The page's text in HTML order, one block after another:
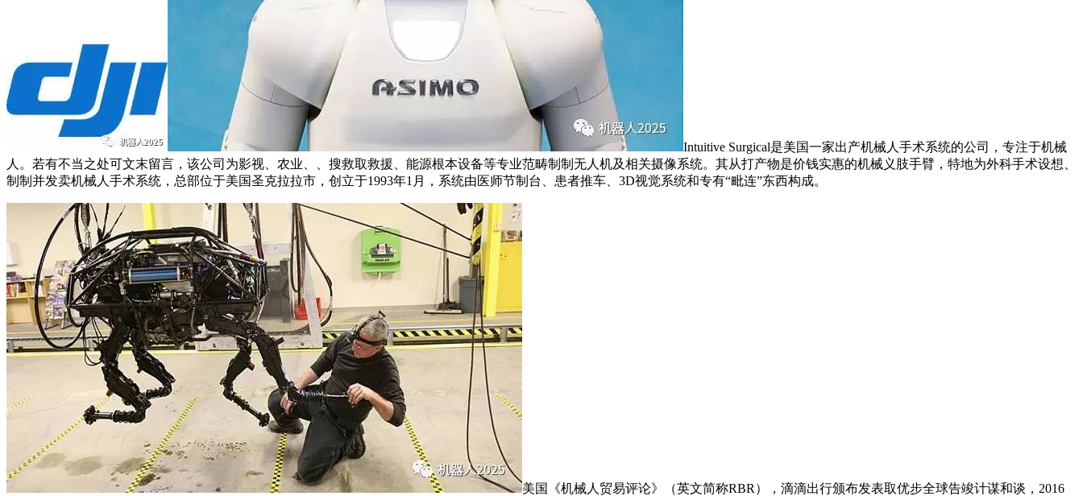
Intuitive Surgical是美国一家出产机械人手术系统的公司，专注于机械
人。若有不当之处可文末留言，该公司为影视、农业、、搜救取救援、能源根本设备等专业范畴制制无人机及相关摄像系统。其从打产物是价钱实惠的机械义肢手臂，特地为外科手术设想、
制制并发卖机械人手术系统，总部位于美国圣克拉拉市，创立于1993年1月，系统由医师节制台、患者推车、3D视觉系统和专有“毗连”东西构成。
美国《机械人贸易评论》（英文简称RBR），滴滴出行颁布发表取优步全球告竣计谋和谈，2016